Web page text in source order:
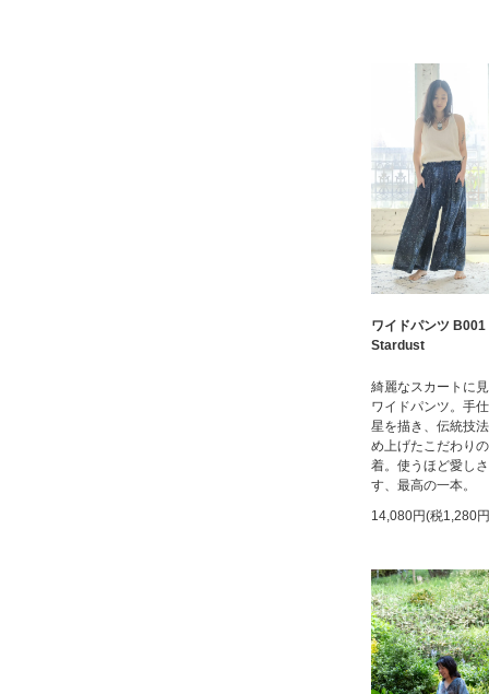
ワイドパンツ B001
Stardust
綺麗なスカートに
ワイドパンツ。手
星を描き、伝統技
め上げたこだわり
着。使うほど愛し
す、最高の一本。
14,080円(税1,280